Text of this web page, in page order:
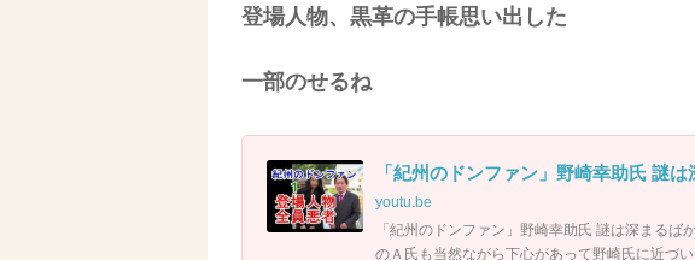
登場人物、黒革の手帳思い出した
一部のせるね
「紀州のドンファン」野崎幸助氏 謎
youtu.be
「紀州のドンファン」野崎幸助氏 謎は深まるば
のＡ氏も当然ながら下心があって野崎氏に近づ